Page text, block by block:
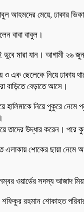
আহমদের মেয়ে, ঢাকার
বাবা বাবুল।
ডুবে মারা যান। আগামী
এক ছেলেকে নিয়ে ঢাকায়
বাড়িতে বেড়াতে আসে।
নিয়ে পুকুরে
তাদের উদ্ধার করেন। পরে
এলাকায় শোকের ছায়া
সদস্য আজাদ
রহমান শোকাহত